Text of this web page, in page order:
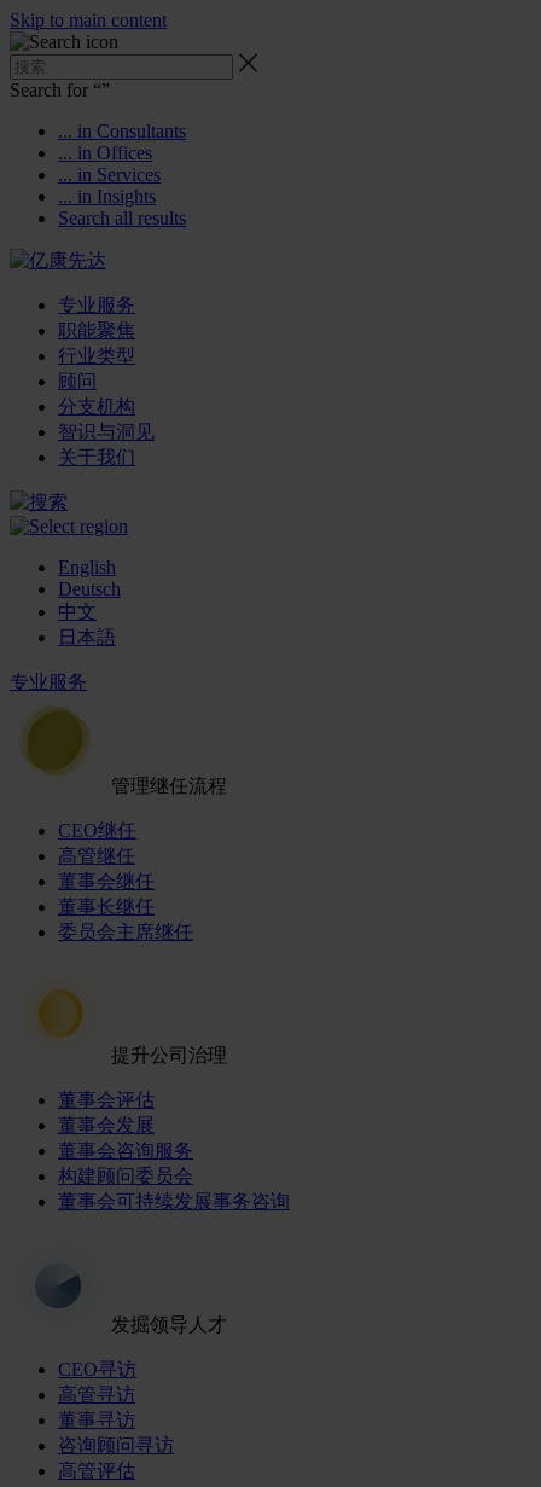
Skip to main content
Search for “”
... in Consultants
... in Offices
... in Services
... in Insights
Search all results
专业服务
职能聚焦
行业类型
顾问
分支机构
智识与洞见
关于我们
English
Deutsch
中文
日本語
专业服务
管理继任流程
CEO继任
高管继任
董事会继任
董事长继任
委员会主席继任
提升公司治理
董事会评估
董事会发展
董事会咨询服务
构建顾问委员会
董事会可持续发展事务咨询
发掘领导人才
CEO寻访
高管寻访
董事寻访
咨询顾问寻访
高管评估